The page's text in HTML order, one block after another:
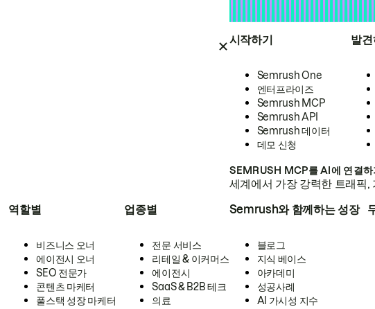
시작하기
Semrush One
엔터프라이즈
Semrush MCP
Semrush API
Semrush 데이터
데모 신청
발견
SEMRUSH MCP를 AI에 연결하
세계에서 가장 강력한 트래픽
역할별
비즈니스 오너
에이전시 오너
SEO 전문가
콘텐츠 마케터
풀스택 성장 마케터
업종별
전문 서비스
리테일 & 이커머스
에이전시
SaaS & B2B 테크
의료
Semrush와 함께하는 성장
블로그
지식 베이스
아카데미
성공사례
AI 가시성 지수